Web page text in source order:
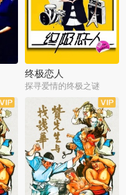
终极恋人
探寻爱情的终极之谜